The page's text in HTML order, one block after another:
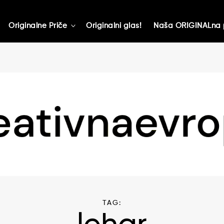
Originalne Priče toggle
Originalni glas! Naša
TAG: